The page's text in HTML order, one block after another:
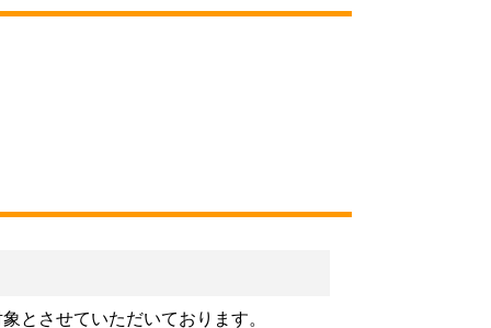
とさせていただいております。